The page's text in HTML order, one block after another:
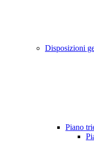
Disposizioni
Piano